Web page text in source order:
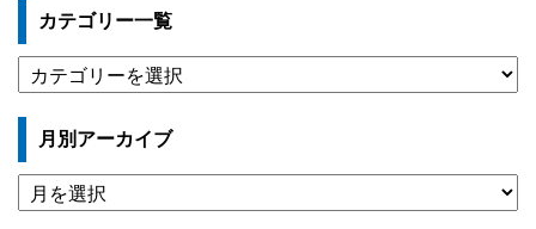
カテゴリー一覧
テ
ゴ
ー
一
覧
月別アーカイブ
月
別